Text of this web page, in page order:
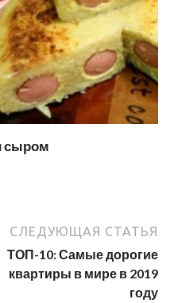
сыром
СЛЕДУЮЩАЯ СТАТЬЯ
ТОП-10: Самые дорогие
квартиры в мире в 2019
году